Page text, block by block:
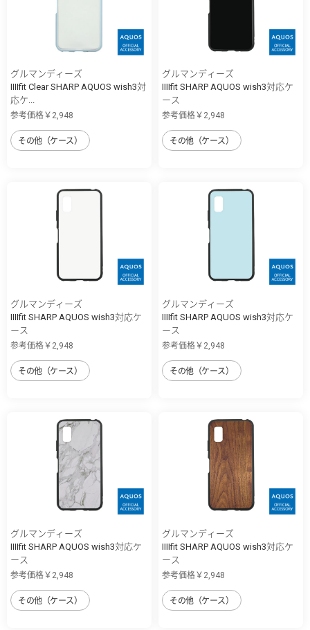
グルマンディーズ
IIIIfit Clear SHARP AQUOS wish3対
応ケ...
参考価格￥2,948
その他（ケース）
グルマンディーズ
IIIIfit SHARP AQUOS wish3対応ケ
ース
参考価格￥2,948
その他（ケース）
グルマンディーズ
IIIIfit SHARP AQUOS wish3対応ケ
ース
参考価格￥2,948
その他（ケース）
グルマンディーズ
IIIIfit SHARP AQUOS wish3対応ケ
ース
参考価格￥2,948
その他（ケース）
グルマンディーズ
IIIIfit SHARP AQUOS wish3対応ケ
ース
参考価格￥2,948
その他（ケース）
グルマンディーズ
IIIIfit SHARP AQUOS wish3対応ケ
ース
参考価格￥2,948
その他（ケース）